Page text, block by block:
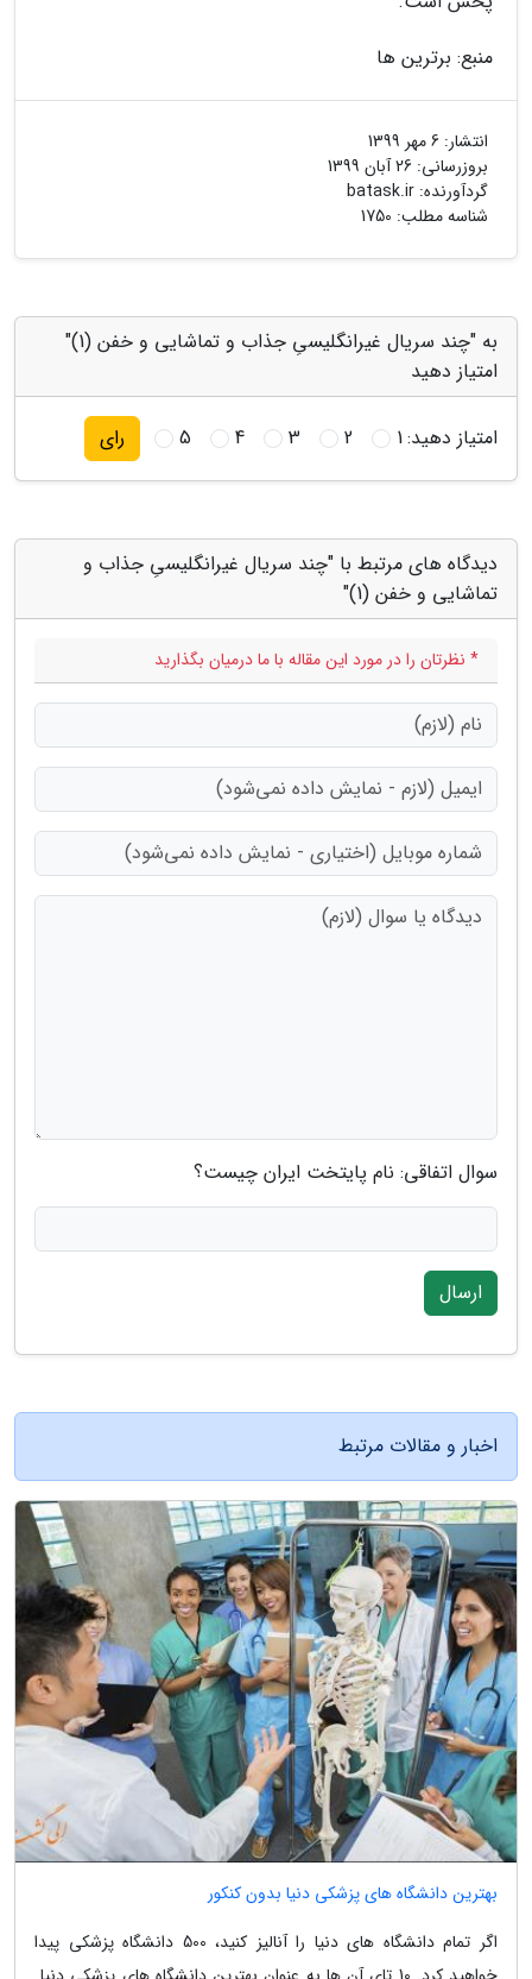
منبع: برترین ها
انتشار: 6 مهر 1399
بروزرسانی: 26 آبان 1399
گردآورنده: batask.ir
شناسه مطلب: 1750
به "چند سریال غیرانگلیسیِ جذاب و تماشایی و خفن (1)"
امتیاز دهید
امتیاز دهید:1
2
3
4
5 رای
دیدگاه های مرتبط با "چند سریال غیرانگلیسیِ جذاب و
تماشایی و خفن (1)"
* نظرتان را در مورد این مقاله با ما درمیان بگذارید
سوال اتفاقی: نام پایتخت ایران چیست؟
ارسال
اخبار و مقالات مرتبط
بهترین دانشگاه های پزشکی دنیا بدون کنکور
اگر تمام دانشگاه های دنیا را آنالیز کنید، 500 دانشگاه پزشکی پیدا